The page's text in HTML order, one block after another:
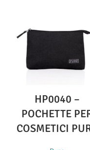
HP0040 –
POCHETTE
COSMETICI